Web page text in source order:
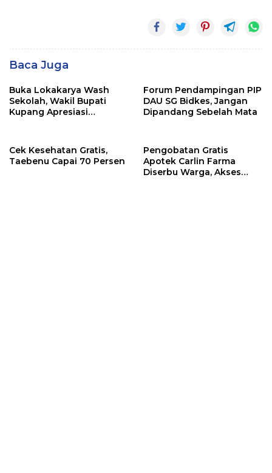
Baca Juga
Buka Lokakarya Wash
Sekolah, Wakil Bupati
Kupang Apresiasi
Forum Pendampingan PIP
DAU SG Bidkes, Jangan
Dipandang Sebelah Mata
Cek Kesehatan Gratis,
Taebenu Capai 70 Persen
Pengobatan Gratis
Apotek Carlin Farma
Diserbu Warga, Akses